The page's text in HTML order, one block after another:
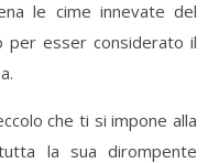
le cime innevate del
per esser considerato il
che ti si impone alla
la sua dirompente